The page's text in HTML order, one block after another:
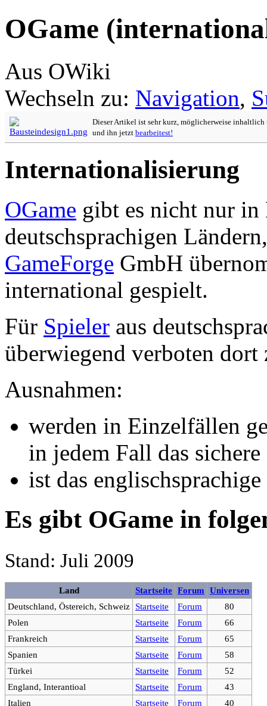
OGame
Aus OWiki
Wechseln zu: Navigation,
Dieser Artikel ist sehr kurz, möglicherweise
und ihn jetzt bearbeitest!
Internationalisierung
OGame gibt es nicht nur in
deutschsprachigen
GameForge GmbH
international gespielt.
Für Spieler aus
überwiegend verboten dort
Ausnahmen:
werden in Einzelfällen
in jedem Fall das
ist das englischsprachige
Es gibt OGame in
Stand: Juli 2009
Land Startseite Forum Universen
Deutschland, Östereich, Schweiz Startseite Forum
80
Polen
Startseite Forum
66
Frankreich
Startseite Forum
65
Spanien
Startseite Forum
58
Türkei
Startseite Forum
52
England, Interantioal
Startseite Forum
43
Italien
Startseite Forum
40